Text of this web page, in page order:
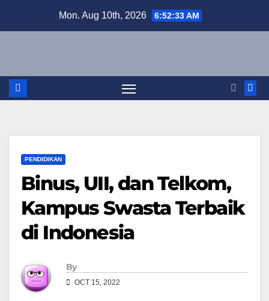
Mon. Aug 10th, 2026 6:52:34 AM
PENDIDIKAN
Binus, UII, dan Telkom,
Kampus Swasta Terbaik
di Indonesia
By
OCT 15, 2022